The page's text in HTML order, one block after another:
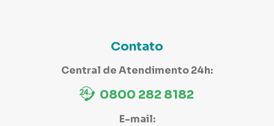
Contato
Central de Atendimento 24h:
0800 282 8182
E-mail: